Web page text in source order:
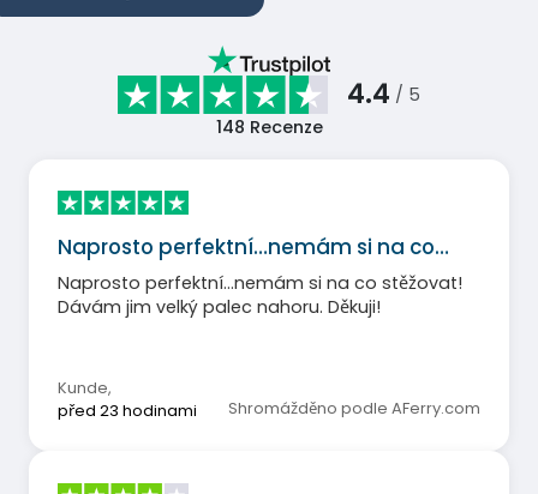
4.4 / 5
148 Recenze
Naprosto perfektní…nemám si na co…
Naprosto perfektní…nemám si na co stěžovat!
Dávám jim velký palec nahoru. Děkuji!
Kunde,
před 23 hodinami
Shromážděno podle AFerry.com